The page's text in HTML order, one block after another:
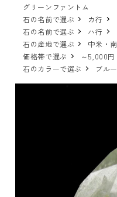
グリーンファントム
石の名前で選ぶ
カ行
石の名前で選ぶ
ハ行
石の産地で選ぶ
中米・
価格帯で選ぶ
～5,000円
石のカラーで選ぶ
ブル